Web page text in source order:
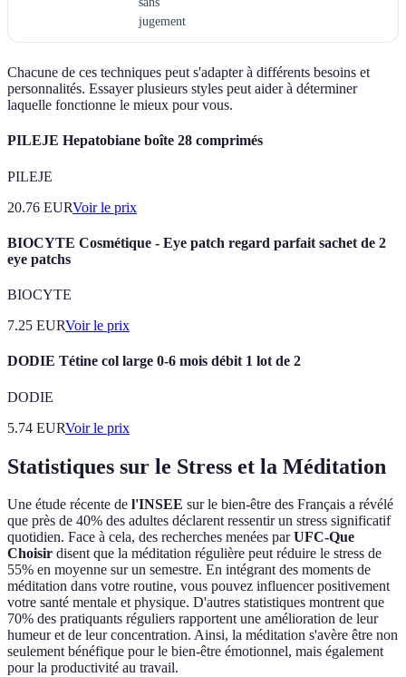
jugement
Chacune de ces techniques peut s'adapter à différents besoins et
personnalités. Essayer plusieurs styles peut aider à déterminer
laquelle fonctionne le mieux pour vous.
PILEJE Hepatobiane boîte 28 comprimés
PILEJE
20.76 EURVoir le prix
BIOCYTE Cosmétique - Eye patch regard parfait sachet de 2
eye patchs
BIOCYTE
7.25 EURVoir le prix
DODIE Tétine col large 0-6 mois débit 1 lot de 2
DODIE
5.74 EURVoir le prix
Statistiques sur le Stress et la Méditation
Une étude récente de l'INSEE sur le bien-être des Français a révélé
que près de 40% des adultes déclarent ressentir un stress significatif
quotidien. Face à cela, des recherches menées parUFC-Que
Choisir disent que la méditation régulière peut réduire le stress de
55% en moyenne sur un semestre. En intégrant des moments de
méditation dans votre routine, vous pouvez influencer positivement
votre santé mentale et physique. D'autres statistiques montrent que
70% des pratiquants réguliers rapportent une amélioration de leur
humeur et de leur concentration. Ainsi, la méditation s'avère être non
seulement bénéfique pour le bien-être émotionnel, mais également
pour la productivité au travail.